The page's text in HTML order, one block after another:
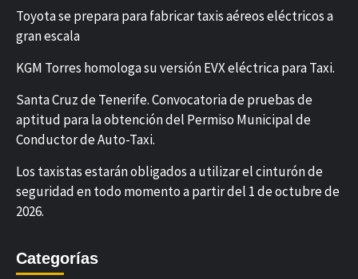
Toyota se prepara para fabricar taxis aéreos eléctricos a
gran escala
KGM Torres homologa su versión EVX eléctrica para Taxi.
Santa Cruz de Tenerife. Convocatoria de pruebas de
aptitud para la obtención del Permiso Municipal de
Conductor de Auto-Taxi.
Los taxistas estarán obligados a utilizar el cinturón de
seguridad en todo momento a partir del 1 de octubre de
2026.
Categorías